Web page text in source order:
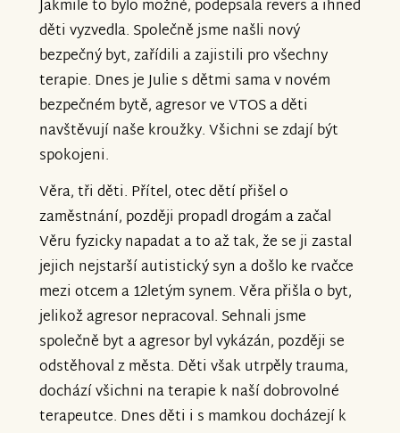
Jakmile to bylo možné, podepsala revers a ihned
děti vyzvedla. Společně jsme našli nový
bezpečný byt, zařídili a zajistili pro všechny
terapie. Dnes je Julie s dětmi sama v novém
bezpečném bytě, agresor ve VTOS a děti
navštěvují naše kroužky. Všichni se zdají být
spokojeni.
Věra, tři děti. Přítel, otec dětí přišel o
zaměstnání, později propadl drogám a začal
Věru fyzicky napadat a to až tak, že se ji zastal
jejich nejstarší autistický syn a došlo ke rvačce
mezi otcem a 12letým synem. Věra přišla o byt,
jelikož agresor nepracoval. Sehnali jsme
společně byt a agresor byl vykázán, později se
odstěhoval z města. Děti však utrpěly trauma,
dochází všichni na terapie k naší dobrovolné
terapeutce. Dnes děti i s mamkou docházejí k